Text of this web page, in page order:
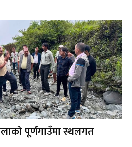
पूर्णगाउँमा स्थलगत